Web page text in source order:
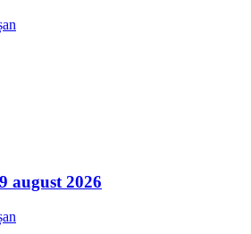
august 2026